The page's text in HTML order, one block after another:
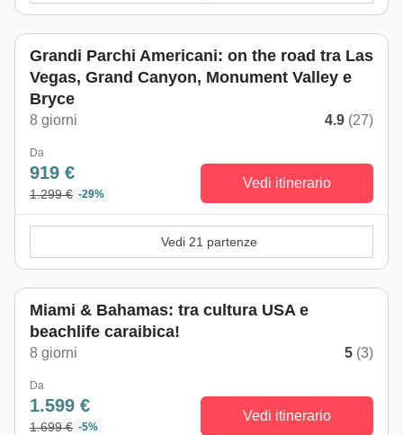
Grandi Parchi Americani: on the road tra Las
Vegas, Grand Canyon, Monument Valley e
Bryce
8 giorni 4.9 (27)
Da
919 €
1.299 € -29%
Vedi itinerario
Vedi 21 partenze
Miami & Bahamas: tra cultura USA e
beachlife caraibica!
8 giorni 5 (3)
Da
1.599 €
1.699 € -5%
Vedi itinerario